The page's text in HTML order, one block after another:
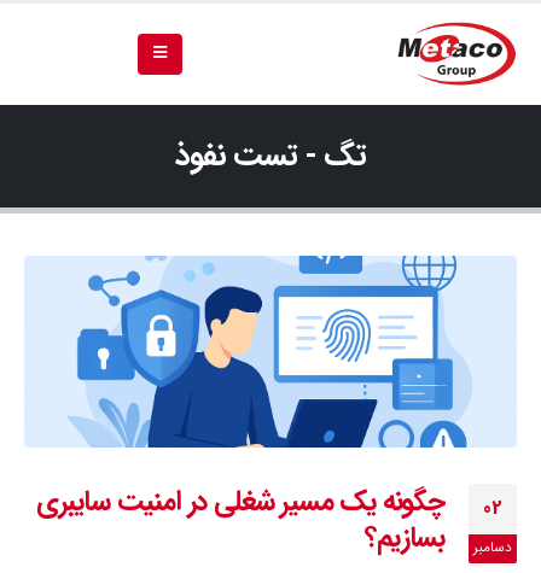
تگ - تست نفوذ
02
دسامبر
چگونه یک مسیر شغلی در امنیت سایبری
بسازیم؟